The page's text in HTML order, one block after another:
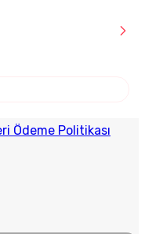
Ödeme Politikası